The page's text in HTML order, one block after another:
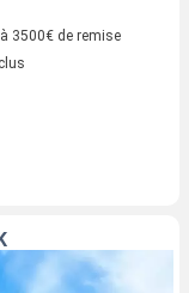
3500€ de remise